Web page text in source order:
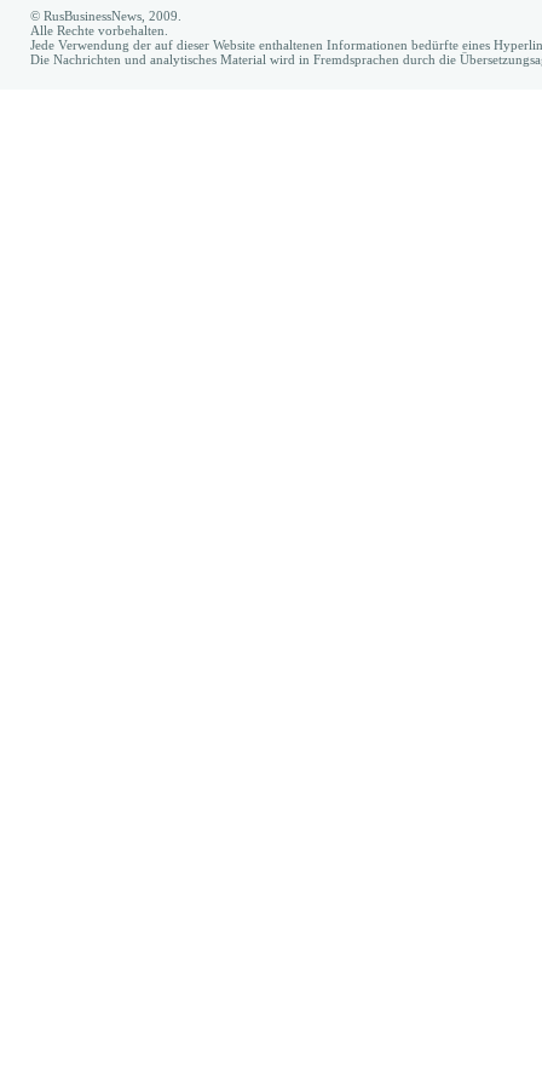
© RusBusinessNews, 2009.
Alle Rechte vorbehalten.
Jede Verwendung der auf dieser Website enthaltenen Informationen bedürfte eines
Die Nachrichten und analytisches Material wird in Fremdsprachen durch die